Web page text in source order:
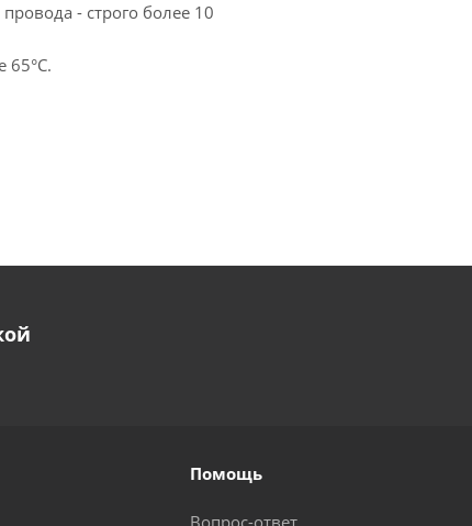
- строго более 10
65°С.
Помощь
Вопрос-ответ